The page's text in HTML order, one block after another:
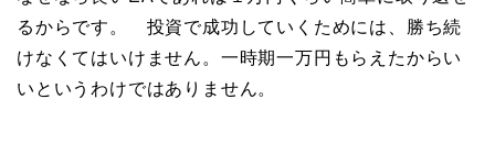
るからです。 投資で成功していくためには、勝ち続
けなくてはいけません。一時期一万円もらえたからい
いというわけではありません。